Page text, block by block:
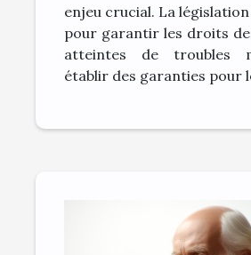
enjeu crucial. La
pour garantir les droits
atteintes de troubles
établir des garanties pour